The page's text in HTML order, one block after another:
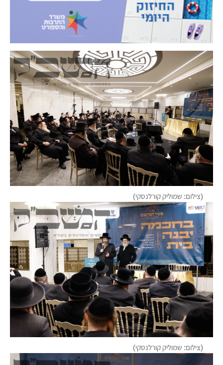
(צילום: שמוליק קורלנסקי)
(צילום: שמוליק קורלנסקי)